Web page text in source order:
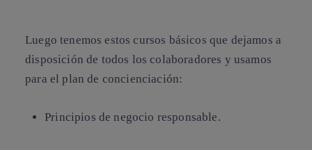
Luego tenemos estos cursos básicos que dejamos a
disposición de todos los colaboradores y usamos
para el plan de concienciación:
Principios de negocio responsable.